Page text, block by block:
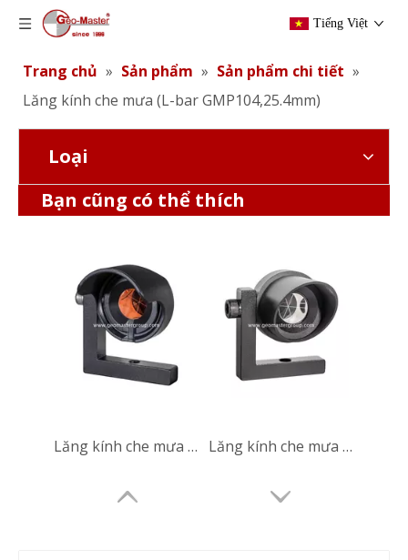
Tiếng Việt
Trang chủ » Sản phẩm » Sản phẩm chi tiết »
Lăng kính che mưa (L-bar GMP104,25.4mm)
Loại
Bạn cũng có thể thích
Lăng kính che mưa (L-bar GMP104,25.4mm) Lăng kính che mưa (L-bar GMP104,25.4mm)